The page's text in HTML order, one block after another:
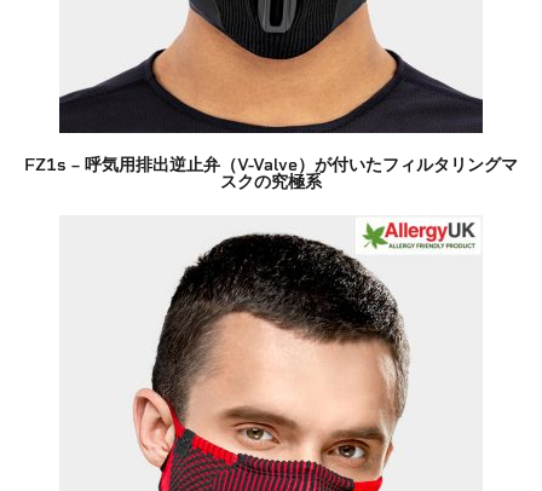
FZ1s – 呼気用排出逆止弁（V-Valve）が付いたフィルタリングマ
スクの究極系